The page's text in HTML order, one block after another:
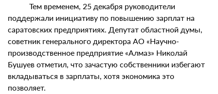
Тем временем, 25 декабря руководители
поддержали инициативу по повышению зарплат на
саратовских предприятиях. Депутат областной думы,
советник генерального директора АО «Научно-
производственное предприятие «Алмаз» Николай
Бушуев отметил, что зачастую собственники избегают
вкладываться в зарплаты, хотя экономика это
позволяет.